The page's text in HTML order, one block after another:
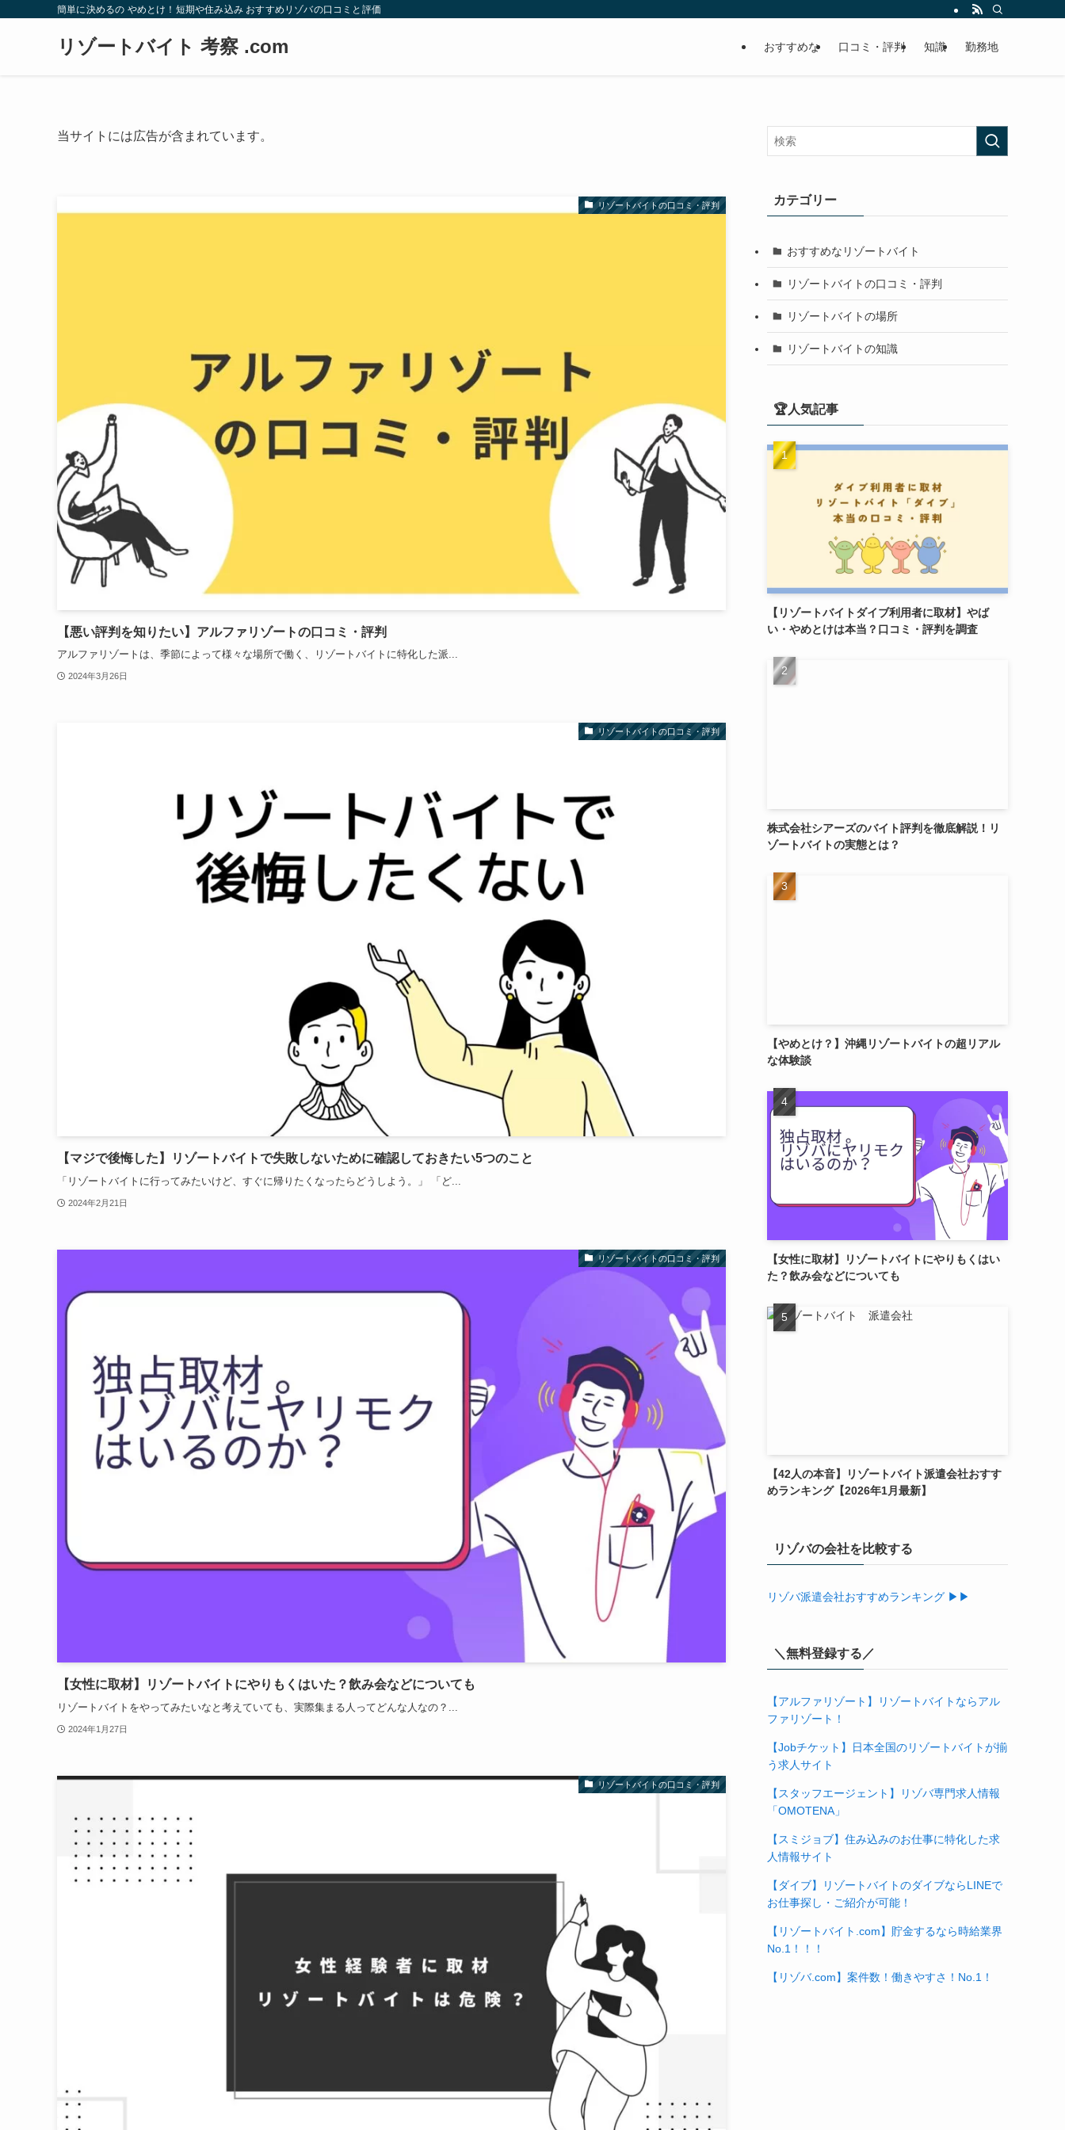
簡単に決めるの やめとけ！短期や住み込み おすすめリゾバの口コミと評価
リゾートバイト 考察 .com おすすめな 口コミ・評判 知識 勤務地
当サイトには広告が含まれています。
リゾートバイトの口コミ・評判
【悪い評判を知りたい】アルファリゾートの口コミ・評判
アルファリゾートは、季節によって様々な場所で働く、リゾートバイトに特化した派...
2024年3月26日
リゾートバイトの口コミ・評判
【マジで後悔した】リゾートバイトで失敗しないために確認しておきたい5つのこと
「リゾートバイトに行ってみたいけど、すぐに帰りたくなったらどうしよう。」 「ど...
2024年2月21日
リゾートバイトの口コミ・評判
【女性に取材】リゾートバイトにやりもくはいた？飲み会などについても
リゾートバイトをやってみたいなと考えていても、実際集まる人ってどんな人なの？...
2024年1月27日
リゾートバイトの口コミ・評判
カテゴリー
おすすめなリゾートバイト
リゾートバイトの口コミ・評判
リゾートバイトの場所
リゾートバイトの知識
🏆人気記事
【リゾートバイトダイブ利用者に取材】やば
い・やめとけは本当？口コミ・評判を調査
株式会社シアーズのバイト評判を徹底解説！リ
ゾートバイトの実態とは？
【やめとけ？】沖縄リゾートバイトの超リアル
な体験談
【女性に取材】リゾートバイトにやりもくはい
た？飲み会などについても
【42人の本音】リゾートバイト派遣会社おすす
めランキング【2026年1月最新】
リゾバの会社を比較する
リゾバ派遣会社おすすめランキング ▶▶
＼無料登録する／
【アルファリゾート】リゾートバイトならアル
ファリゾート！
【Jobチケット】日本全国のリゾートバイトが揃
う求人サイト
【スタッフエージェント】リゾバ専門求人情報
「OMOTENA」
【スミジョブ】住み込みのお仕事に特化した求
人情報サイト
【ダイブ】リゾートバイトのダイブならLINEで
お仕事探し・ご紹介が可能！
【リゾートバイト.com】貯金するなら時給業界
No.1！！！
【リゾバ.com】案件数！働きやすさ！No.1！